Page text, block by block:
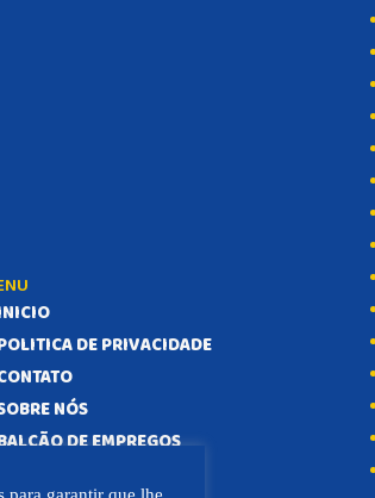
DE PRIVACIDADE
NÓS
DE EMPREGOS
para garantir que lhe